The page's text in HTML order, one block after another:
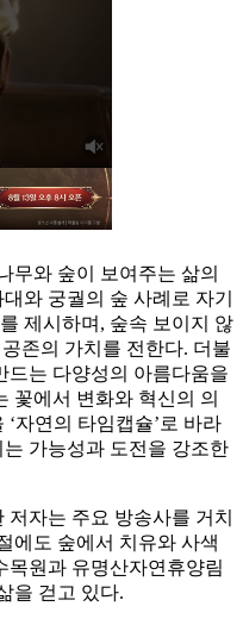
무와 숲이 보여주는 삶의
와 궁궐의 숲 사례로 자기
제시하며, 숲속 보이지 않
존의 가치를 전한다. 더불
드는 다양성의 아름다움을
꽃에서 변화와 혁신의 의
자연의 타임캡슐’로 바라
가능성과 도전을 강조한
자는 주요 방송사를 거치
에도 숲에서 치유와 사색
목원과 유명산자연휴양림
을 걷고 있다.